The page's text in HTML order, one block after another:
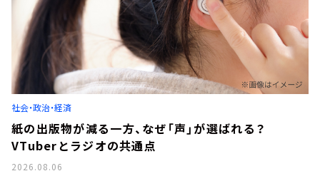
社会・政治・経済
紙の出版物が減る一方、なぜ「声」が選ばれる？
VTuberとラジオの共通点
2026.08.06